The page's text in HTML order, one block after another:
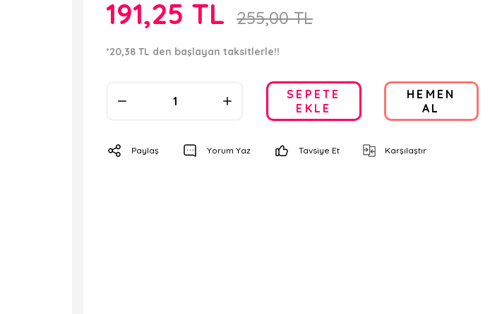
191,25 TL 255,00 TL
*20,38 TL den başlayan taksitlerle!!
SEPETE
EKLE
HEMEN
AL
Paylaş Yorum Yaz Tavsiye Et Karşılaştır